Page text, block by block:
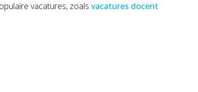
vacatures, zoals vacatures docent